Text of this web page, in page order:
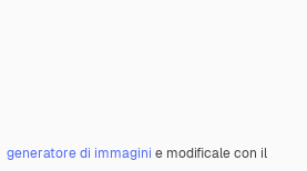
generatore di immagini e modificale con il